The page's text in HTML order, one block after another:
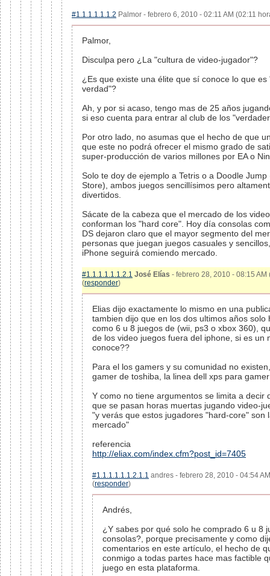
#1.1.1.1.1.1.2 Palmor - febrero 6, 2010 - 02:11 AM (02:11
Palmor,
Disculpa pero ¿La "cultura de video-jugador"?
¿Es que existe una élite que sí conoce lo que es
verdad"?
Ah, y por si acaso, tengo mas de 25 años
si eso cuenta para entrar al club de los
Por otro lado, no asumas que el hecho de que
que este no podrá ofrecer el mismo grado de
super-producción de varios millones por EA o
Solo te doy de ejemplo a Tetris o a Doodle Jump
Store), ambos juegos sencillísimos pero
divertidos.
Sácate de la cabeza que el mercado de los
conforman los "hard core". Hoy día consolas
DS dejaron claro que el mayor segmento del
personas que juegan juegos casuales y
iPhone seguirá comiendo mercado.
#1.1.1.1.1.1.2.1 José Elías - febrero 28, 2010 - 08:15 AM
(responder)
Elias dijo exactamente lo mismo en una
tambien dijo que en los dos ultimos años solo
como 6 u 8 juegos de (wii, ps3 o xbox 360),
de los video juegos fuera del iphone, si es un
conoce??
Para el los gamers y su comunidad no
gamer de toshiba, la linea dell xps para
Y como no tiene argumentos se limita a decir
que se pasan horas muertas jugando video-
"y verás que estos jugadores "hard-core" son
mercado"
referencia
http://eliax.com/index.cfm?post_id=7405
#1.1.1.1.1.1.2.1.1 andres - febrero 28, 2010 - 04:54
(responder)
Andrés,
¿Y sabes por qué solo he comprado 6 u 8
consolas?, porque precisamente y como
comentarios en este artículo, el hecho de
conmigo a todas partes hace mas factible
juego en esta plataforma.